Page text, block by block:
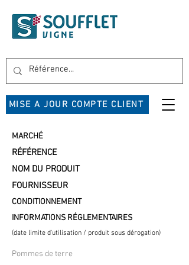
MISE A JOUR COMPTE CLIENT
MARCHÉ
RÉFÉRENCE
NOM DU PRODUIT
FOURNISSEUR
CONDITIONNEMENT
INFORMATIONS RÉGLEMENTAIRES
(date limite d'utilisation / produit sous dérogation)
Pommes de terre